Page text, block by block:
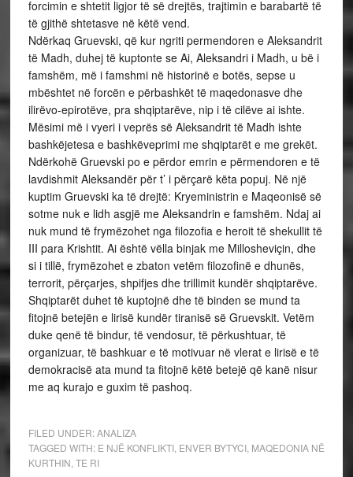
forcimin e shtetit ligjor të së drejtës, trajtimin e barabartë të
të gjithë shtetasve në këtë vend.
Ndërkaq Gruevski, që kur ngriti permendoren e Aleksandrit
të Madh, duhej të kuptonte se Ai, Aleksandri i Madh, u bë i
famshëm, më i famshmi në historinë e botës, sepse u
mbështet në forcën e përbashkët të maqedonasve dhe
ilirëvo-epirotëve, pra shqiptarëve, nip i të cilëve ai ishte.
Mësimi më i vyeri i veprës së Aleksandrit të Madh ishte
bashkëjetesa e bashkëveprimi me shqiptarët e me grekët.
Ndërkohë Gruevski po e përdor emrin e përmendoren e të
lavdishmit Aleksandër për t’ i përçarë këta popuj. Në një
kuptim Gruevski ka të drejtë: Kryeministrin e Maqeonisë së
sotme nuk e lidh asgjë me Aleksandrin e famshëm. Ndaj ai
nuk mund të frymëzohet nga filozofia e heroit të shekullit të
III para Krishtit. Ai është vëlla binjak me Millosheviçin, dhe
si i tillë, frymëzohet e zbaton vetëm filozofinë e dhunës,
terrorit, përçarjes, shpifjes dhe trillimit kundër shqiptarëve.
Shqiptarët duhet të kuptojnë dhe të binden se mund ta
fitojnë betejën e lirisë kundër tiranisë së Gruevskit. Vetëm
duke qenë të bindur, të vendosur, të përkushtuar, të
organizuar, të bashkuar e të motivuar në vlerat e lirisë e të
demokracisë ata mund ta fitojnë këtë betejë që kanë nisur
me aq kurajo e guxim të pashoq.
FILED UNDER:ANALIZA
TAGGED WITH: E NJË KONFLIKTI, ENVER BYTYCI, MAQEDONIA NË
KURTHIN TE RI